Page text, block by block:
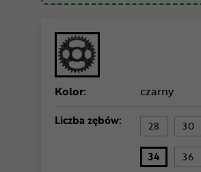
Kolor: czarny
Liczba zębów: 28 30
34 36